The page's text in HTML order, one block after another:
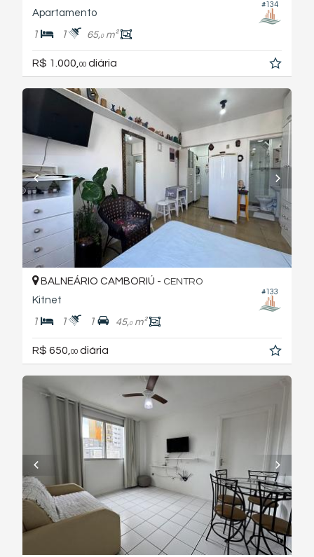
#134
Apartamento
1 1 65,0m²
R$ 1.000,00 diária
#133
BALNEÁRIO CAMBORIÚ - CENTRO
Kitnet
1 1 1 45,0m²
R$ 650, 00 diária